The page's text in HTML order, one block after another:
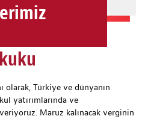
olarak, Türkiye ve dünyanın
yatırımlarında ve
Maruz kalınacak verginin